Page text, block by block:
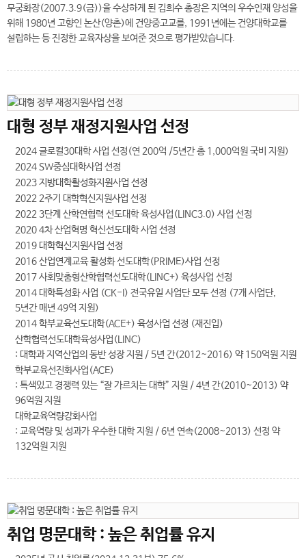
무궁화장(2007.3.9(금))을 수상하게 된 김희수 총장은 지역의 우수인재 양성을
위해 1980년 고향인 논산(양촌)에 건양중고교를, 1991년에는 건양대학교를
설립하는 등 진정한 교육자상을 보여준 것으로 평가받았습니다.
대형 정부 재정지원사업 선정
2024 글로컬30대학 사업 선정(연 200억 /5년간 총 1,000억원 국비 지원)
2024 SW중심대학사업 선정
2023 지방대학활성화지원사업 선정
2022 2주기 대학혁신지원사업 선정
2022 3단계 산학연협력 선도대학 육성사업(LINC3.0) 사업 선정
2020 4차 산업혁명 혁신선도대학 사업 선정
2019 대학혁신지원사업 선정
2016 산업연계교육 활성화 선도대학(PRIME)사업 선정
2017 사회맞춤형산학협력선도대학(LINC+) 육성사업 선정
2014 대학특성화 사업 (CK-I) 전국유일 사업단 모두 선정 (7개 사업단,
5년간 매년 49억 지원)
2014 학부교육선도대학(ACE+) 육성사업 선정 (재진입)
산학협력선도대학육성사업(LINC)
: 대학과 지역산업의 동반 성장 지원 / 5년 간(2012~2016) 약 150억원 지원
학부교육선진화사업(ACE)
: 특색있고 경쟁력 있는 “잘 가르치는 대학” 지원 / 4년 간(2010~2013) 약
96억원 지원
대학교육역량강화사업
: 교육역량 및 성과가 우수한 대학 지원 / 6년 연속(2008~2013) 선정 약
132억원 지원
취업 명문대학 : 높은 취업률 유지